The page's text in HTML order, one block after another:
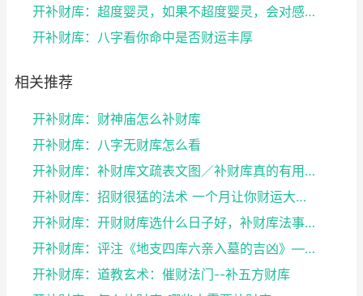
开补财库：超度婴灵，如果不超度婴灵，会对感情，事业...
开补财库：八字看你命中是否财运丰厚
相关推荐
开补财库：财神庙怎么补财库
开补财库：八字无财库怎么看
开补财库：补财库文疏表文图／补财库真的有用吗
开补财库：招财很猛的法术 一个月让你财运大改变
开补财库：开财财库选什么日子好，补财库法事可以经常...
开补财库：评注《地支四库六亲入墓的吉凶》——谈八字...
开补财库：道教玄术：催财法门--补五方财库